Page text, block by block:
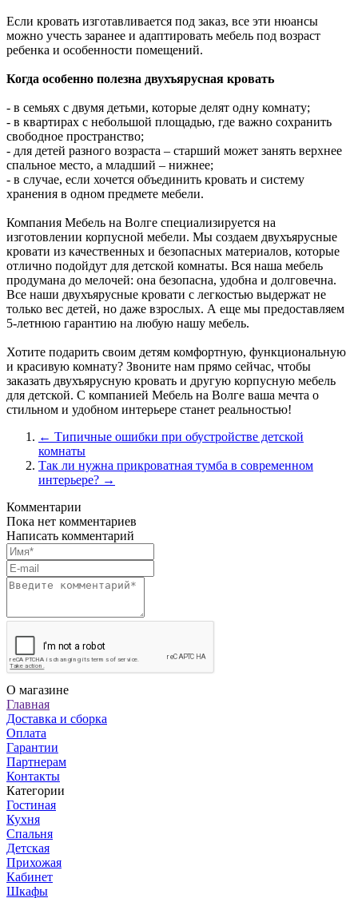
Если кровать изготавливается под заказ, все эти нюансы
можно учесть заранее и адаптировать мебель под возраст
ребенка и особенности помещений.
Когда особенно полезна двухъярусная кровать
- в семьях с двумя детьми, которые делят одну комнату;
- в квартирах с небольшой площадью, где важно сохранить
свободное пространство;
- для детей разного возраста – старший может занять верхнее
спальное место, а младший – нижнее;
- в случае, если хочется объединить кровать и систему
хранения в одном предмете мебели.
Компания Мебель на Волге специализируется на
изготовлении корпусной мебели. Мы создаем двухъярусные
кровати из качественных и безопасных материалов, которые
отлично подойдут для детской комнаты. Вся наша мебель
продумана до мелочей: она безопасна, удобна и долговечна.
Все наши двухъярусные кровати с легкостью выдержат не
только вес детей, но даже взрослых. А еще мы предоставляем
5-летнюю гарантию на любую нашу мебель.
Хотите подарить своим детям комфортную, функциональную
и красивую комнату? Звоните нам прямо сейчас, чтобы
заказать двухъярусную кровать и другую корпусную мебель
для детской. С компанией Мебель на Волге ваша мечта о
стильном и удобном интерьере станет реальностью!
← Типичные ошибки при обустройстве детской
комнаты
Так ли нужна прикроватная тумба в современном
интерьере? →
Комментарии
Пока нет комментариев
Написать комментарий
О магазине
Главная
Доставка и сборка
Оплата
Гарантии
Партнерам
Контакты
Категории
Гостиная
Кухня
Спальня
Детская
Прихожая
Кабинет
Шкафы